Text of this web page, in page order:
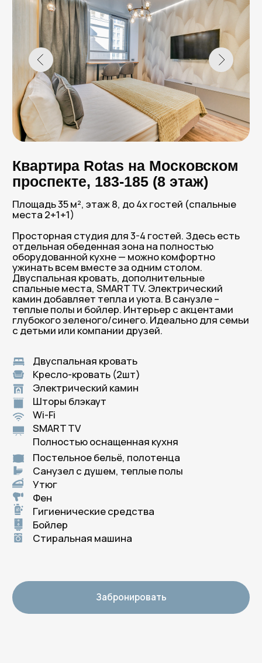
Стиральная машина
Забронировать
В Петербург приезжают
снова. И к нам — тоже!
Честные слова гостей, которые нам доверились